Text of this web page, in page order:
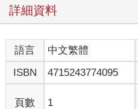
詳細資料
語言 中文繁體
ISBN
4715243774095
頁數 1